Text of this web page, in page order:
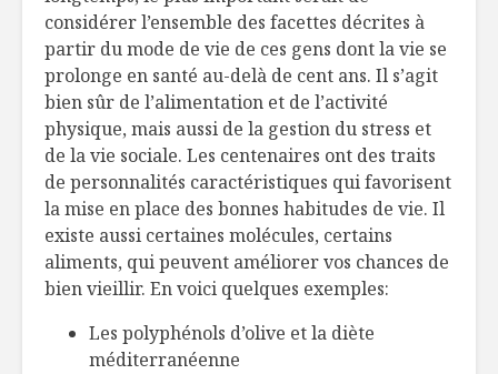
considérer l’ensemble des facettes décrites à
partir du mode de vie de ces gens dont la vie se
prolonge en santé au-delà de cent ans. Il s’agit
bien sûr de l’alimentation et de l’activité
physique, mais aussi de la gestion du stress et
de la vie sociale. Les centenaires ont des traits
de personnalités caractéristiques qui favorisent
la mise en place des bonnes habitudes de vie. Il
existe aussi certaines molécules, certains
aliments, qui peuvent améliorer vos chances de
bien vieillir. En voici quelques exemples:
Les polyphénols d’olive et la diète
méditerranéenne